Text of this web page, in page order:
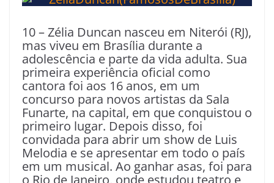
10 – Zélia Duncan nasceu em Niterói (RJ),
mas viveu em Brasília durante a
adolescência e parte da vida adulta. Sua
primeira experiência oficial como
cantora foi aos 16 anos, em um
concurso para novos artistas da Sala
Funarte, na capital, em que conquistou o
primeiro lugar. Depois disso, foi
convidada para abrir um show de Luis
Melodia e se apresentar em todo o país
em um musical. Ao ganhar asas, foi para